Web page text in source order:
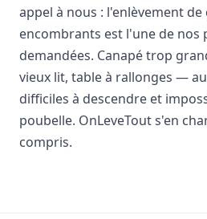
appel à nous : l'enlèvement
encombrants est l'une de nos
demandées. Canapé trop
vieux lit, table à rallonges —
difficiles à descendre et
poubelle. OnLeveTout s'en
compris.